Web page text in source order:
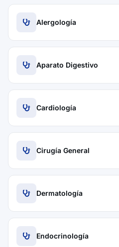
Alergología
Aparato Digestivo
Cardiología
Cirugía General
Dermatología
Endocrinología